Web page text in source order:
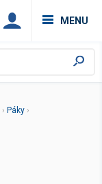
MENU
› Páky ›